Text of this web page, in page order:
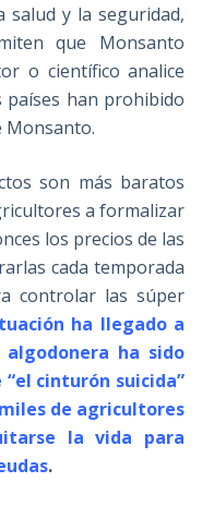
salud y la seguridad,
que Monsanto
o científico analice
países han prohibido
Monsanto.
son más baratos
a formalizar
los precios de las
cada temporada
controlar las súper
ha llegado a
ha sido
cinturón suicida”
de agricultores
la vida para
.